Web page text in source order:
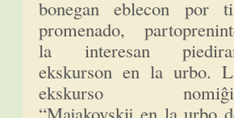
bonegan eblecon por
promenado,
la interesan
ekskurson en la urbo.
ekskurso
“Majakovskij en la urbo